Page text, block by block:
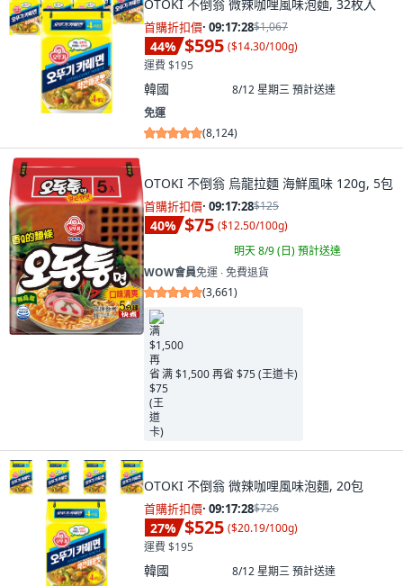
OTOKI 不倒翁 微辣咖哩風味泡麵, 32枚入
首購折扣價· 09:17:26$1,067
44% $595 ($14.30/100g)
運費 $195
韓國 8/12 星期三預計送達
免運
(8,124)
OTOKI 不倒翁 烏龍拉麵 海鮮風味 120g, 5包
首購折扣價· 09:17:26$125
40% $75 ($12.50/100g)
明天 8/9 (日)預計送達
WOW會員免運 ∙ 免費退貨
(3,661)
满 $1,500 再省 $75 (王道卡)
OTOKI 不倒翁 微辣咖哩風味泡麵, 20包
首購折扣價· 09:17:26$726
27% $525 ($20.19/100g)
運費 $195
韓國 8/12 星期三預計送達